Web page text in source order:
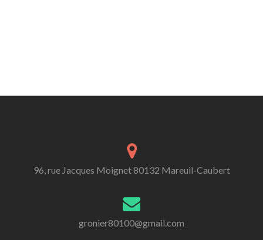
96, rue Jacques Moignet 80132 Mareuil-Caubert
gronier80100@gmail.com